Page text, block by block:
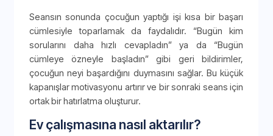
Seansın sonunda çocuğun yaptığı işi kısa bir başarı
cümlesiyle toparlamak da faydalıdır. “Bugün kim
sorularını daha hızlı cevapladın” ya da “Bugün
cümleye özneyle başladın” gibi geri bildirimler,
çocuğun neyi başardığını duymasını sağlar. Bu küçük
kapanışlar motivasyonu artırır ve bir sonraki seans için
ortak bir hatırlatma oluşturur.
Ev çalışmasına nasıl aktarılır?